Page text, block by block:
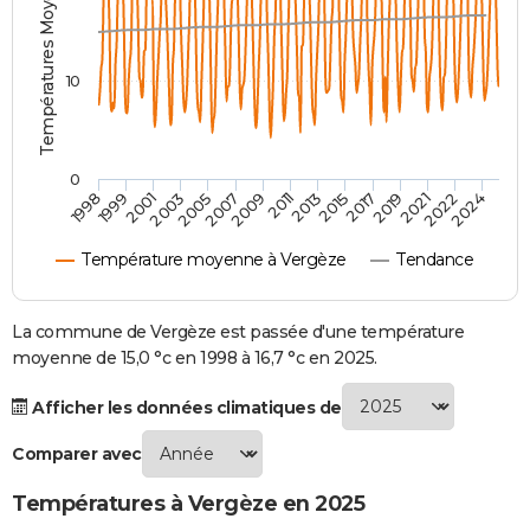
Destinations
City break
Voyage nature
Voyage de noces
Forum
Climat
PHOTO
GUIDES D'ACHAT
BONS PLANS
CARTE DE VOEUX
Carte de Noël
Carte Bonne année
Carte Saint-Valentin
Carte Pâques
Carte d'anniversaire
DICTIONNAIRE
Dictionnaire
Biographies
Citations
Expressions
Proverbes
PROGRAMME TV
S'inscrire
Se connecter
Lycées
Collèges
Primaires
Universités
Entreprises
Service militaire
Avis de recherche
AVIS DE DÉCÈS
FORUM
Bricolage
Lifestyle
Culture
Sport
Auto
Television
Voyage
Cinema
Température moyenne à Vergèze Tendance
199819992001200320052007200920112013201520172019202120222024
0
10
La commune de Vergèze est passée d'une température
moyenne de 15,0 °c en 1998 à 16,7 °c en 2025.
Afficher les données climatiques de
Comparer avec
Températures à Vergèze en 2025